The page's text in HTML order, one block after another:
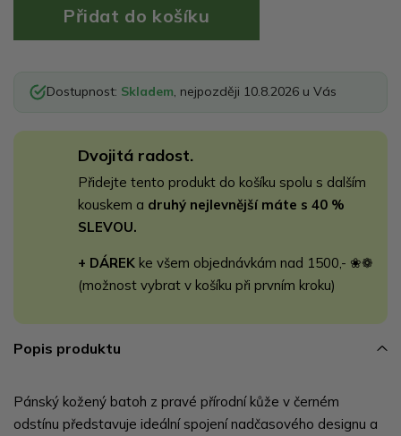
Dostupnost: Skladem, nejpozději 10.8.2026 u Vás
Dvojitá radost.
Přidejte tento produkt do košíku spolu s dalším
kouskem a druhý nejlevnější máte s 40 %
SLEVOU.
+ DÁREK ke všem objednávkám nad 1500,- ❀❁
(možnost vybrat v košíku při prvním kroku)
Popis produktu
Pánský kožený batoh z pravé přírodní kůže v černém
odstínu představuje ideální spojení nadčasového designu a